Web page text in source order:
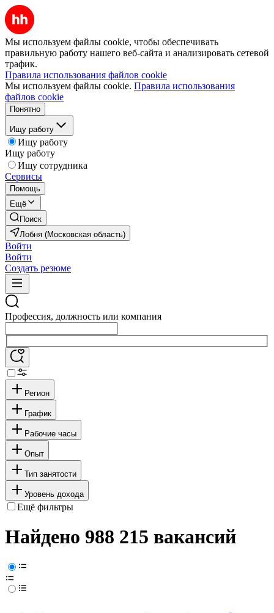
Мы используем файлы cookie, чтобы обеспечивать
правильную работу нашего веб-сайта и анализировать сетевой
трафик.
Правила использования файлов cookie
Мы используем файлы cookie. Правила использования
файлов cookie
Понятно
Ищу работу
Ищу работу
Ищу работу
Ищу сотрудника
Сервисы
Помощь
Ещё
Поиск
Лобня (Московская область)
Войти
Войти
Создать резюме
Профессия, должность или компания
Регион
График
Рабочие часы
Опыт
Тип занятости
Уровень дохода
Ещё фильтры
Найдено 988 215 вакансий